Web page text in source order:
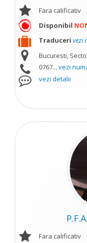
Fara calificativ
Disponibil
Traduceri vezi
Bucuresti,
0767... vezi
vezi detalii
Fara calificativ